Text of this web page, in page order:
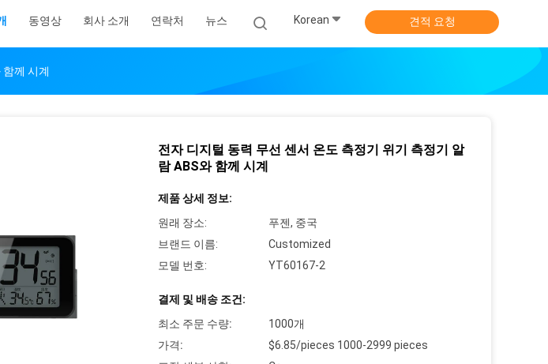
동영상 회사 소개 연락처 뉴스 Korean 견적 요청
께 시계
전자 디지털 동력 무선 센서 온도 측정기 위기 측정기 알
람 ABS와 함께 시계
제품 상세 정보:
원래 장소:
푸젠, 중국
브랜드 이름:
Customized
모델 번호:
YT60167-2
결제 및 배송 조건:
최소 주문 수량:
1000개
가격:
$6.85/pieces 1000-2999 pieces